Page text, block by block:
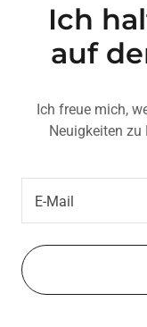
Ich
auf
Ich freue mich,
Neuigkeiten zu
E-Mail